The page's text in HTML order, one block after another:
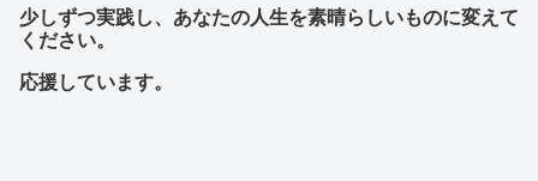
少しずつ実践し、あなたの人生を素晴らしいものに変えて
ください。
応援しています。